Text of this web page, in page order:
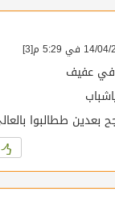
[3]
عفيف
بعدين ططالبوا بالعالي
(
0
)